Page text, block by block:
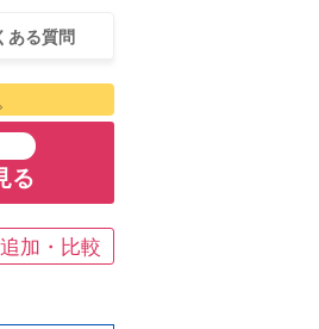
グ
ものづくり体験
ある質問
る
加・比較